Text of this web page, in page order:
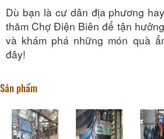
Dù bạn là cư dân địa phương
thăm Chợ Điện Biên để tận
và khám phá những món quà
đây!
Sản phẩm